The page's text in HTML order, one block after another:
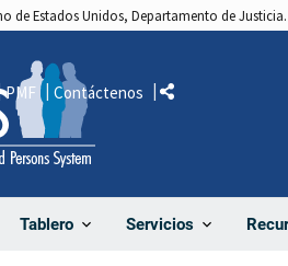
de Estados Unidos, Departamento de Justicia.
Tablero Servicios
PMF Contáctenos Comparte